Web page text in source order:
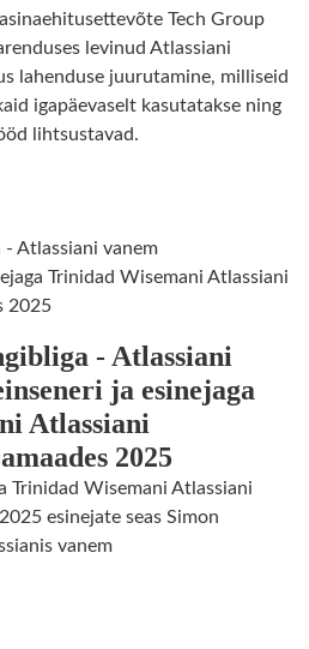
Tech Group
levinud Atlassiani
lahenduse juurutamine, milliseid
igapäevaselt kasutatakse ning
lihtsustavad.
- Atlassiani
ja esinejaga
Atlassiani
2025
Trinidad Wisemani Atlassiani
esinejate seas Simon
vanem